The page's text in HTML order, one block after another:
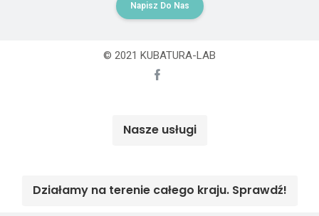
Napisz Do Nas
© 2021 KUBATURA-LAB
Nasze usługi
Działamy na terenie całego kraju. Sprawdź!